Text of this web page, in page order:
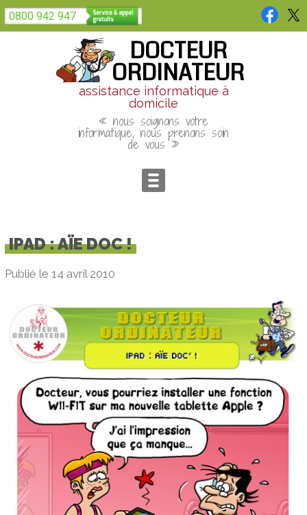
0800 942 947
DOCTEUR
ORDINATEUR
assistance informatique à
domicile
« nous soignons votre
informatique, nous prenons soin
de vous »
IPAD : AÏE DOC !
Publié le 14 avril 2010
Panneau de gestion des cookies